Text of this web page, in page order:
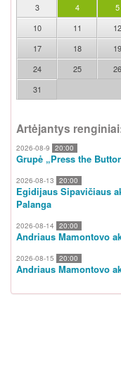
3
4 5
10
11 12
17
18 19
24
25 26
31
Artėjantys
2026-08-9 20:00
Grupė „Press the
2026-08-13 20:00
Egidijaus Sipavičiaus
Palanga
2026-08-14 20:00
Andriaus Mamontovo
2026-08-15 20:00
Andriaus Mamontovo